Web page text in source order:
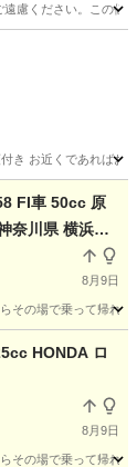
慮ください。この
き お近くであればお
FI車 50cc 原
奈川県 横浜市
8月9日
その場で乗って帰
HONDA ロ
8月9日
その場で乗って帰